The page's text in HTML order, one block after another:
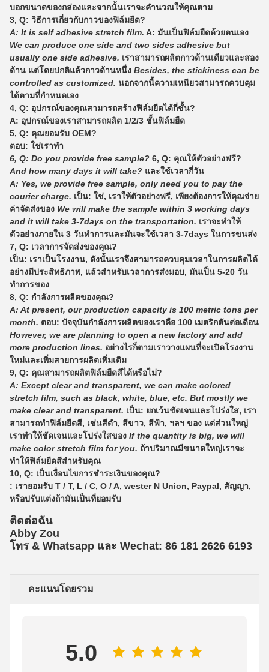
บอกขนาดของกล่องและจากนั้นเราจะคำนวณให้คุณตาม
3, Q: วิธีการเกี่ยวกับกาวของฟิล์มยืด?
A: It is self adhesive stretch film. A: มันเป็นฟิล์มยืดด้วยตนเอง
We can produce one side and two sides adhesive but
usually one side adhesive. เราสามารถผลิตกาวด้านเดียวและสอง
ด้าน แต่โดยปกติแล้วกาวด้านหนึ่ง Besides, the stickiness can be
controlled as customized. นอกจากนี้ความเหนียวสามารถควบคุม
ได้ตามที่กำหนดเอง
4, Q: อุปกรณ์ของคุณสามารถสร้างฟิล์มยืดได้กี่ชั้น?
A: อุปกรณ์ของเราสามารถผลิต 1/2/3 ชั้นฟิล์มยืด
5, Q: คุณยอมรับ OEM?
ตอบ: ใช่เราทำ
6, Q: Do you provide free sample? 6, Q: คุณให้ตัวอย่างฟรี?
And how many days it will take? และใช้เวลากี่วัน
A: Yes, we provide free sample, only need you to pay the
courier charge. เป็น: ใช่, เราให้ตัวอย่างฟรี, เพียงต้องการให้คุณจ่าย
ค่าจัดส่งของ We will make the sample within 3 working days
and it will take 3-7days on the transportation. เราจะทำให้
ตัวอย่างภายใน 3 วันทำการและมันจะใช้เวลา 3-7days ในการขนส่ง
7, Q: เวลาการจัดส่งของคุณ?
เป็น: เราเป็นโรงงาน, ดังนั้นเราจึงสามารถควบคุมเวลาในการผลิตได้
อย่างมีประสิทธิภาพ, แล้วสำหรับเวลาการส่งมอบ, มันเป็น 5-20 วัน
ทำการของ
8, Q: กำลังการผลิตของคุณ?
A: At present, our production capacity is 100 metric tons per
month. ตอบ: ปัจจุบันกำลังการผลิตของเราคือ 100 เมตริกตันต่อเดือน
However, we are planning to open a new factory and add
more production lines. อย่างไรก็ตามเราวางแผนที่จะเปิดโรงงาน
ใหม่และเพิ่มสายการผลิตเพิ่มเติม
9, Q: คุณสามารถผลิตฟิล์มยืดสีได้หรือไม่?
A: Except clear and transparent, we can make colored
stretch film, such as black, white, blue, etc. But mostly we
make clear and transparent. เป็น: ยกเว้นชัดเจนและโปร่งใส, เรา
สามารถทำฟิล์มยืดสี, เช่นสีดำ, สีขาว, สีฟ้า, ฯลฯ ของ แต่ส่วนใหญ่
เราทำให้ชัดเจนและโปร่งใสของ If the quantity is big, we will
make color stretch film for you. ถ้าปริมาณมีขนาดใหญ่เราจะ
ทำให้ฟิล์มยืดสีสำหรับคุณ
10, Q: เป็นเงื่อนไขการชำระเงินของคุณ?
: เรายอมรับ T / T, L / C, O / A, wester N Union, Paypal, สัญญา,
หรือปรับแต่งถ้ามันเป็นที่ยอมรับ
ติดต่อฉัน
Abby Zou
โทร & Whatsapp และ Wechat: 86 181 2626 6193
คะแนนโดยรวม
5.0